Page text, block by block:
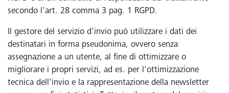
secondo l'art. 28 comma 3 pag. 1 RGPD.
Il gestore del servizio d'invio può utilizzare i dati dei
destinatari in forma pseudonima, ovvero senza
assegnazione a un utente, al fine di ottimizzare o
migliorare i propri servizi, ad es. per l'ottimizzazione
tecnica dell'invio e la rappresentazione della newsletter